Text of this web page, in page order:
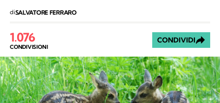
diSALVATORE FERRARO
1.076
CONDIVISIONI
CONDIVIDI